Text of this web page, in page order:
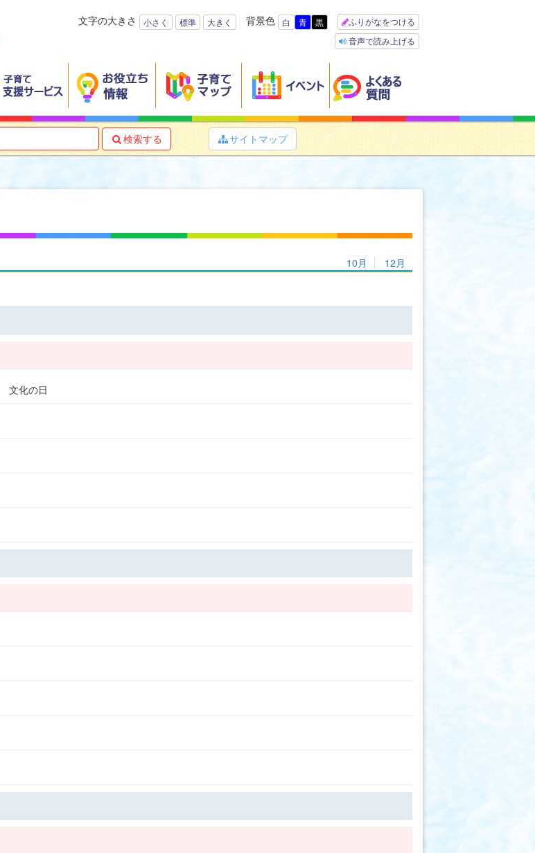
文字の大きさ 小さく 標準 大きく 背景色 白 青 黒
ふりがなをつける
音声で読み上げる
 検索する サイトマップ
10月 12月
文化の日